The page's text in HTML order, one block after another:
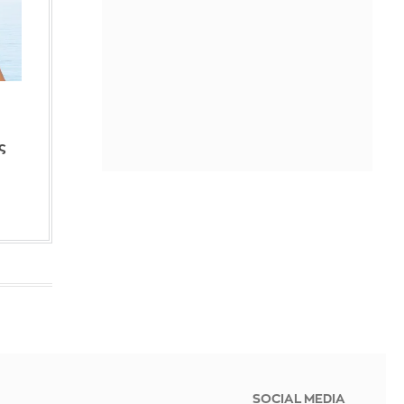
SOCIAL MEDIA